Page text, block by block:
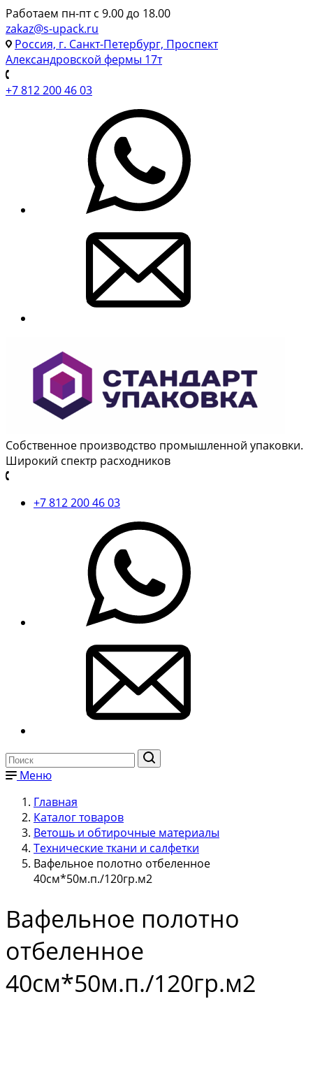
Работаем пн-пт с 9.00 до 18.00
zakaz@s-upack.ru
Россия, г. Санкт-Петербург, Проспект
Александровской фермы 17т
+7 812 200 46 03
Собственное производство промышленной упаковки.
Широкий спектр расходников
+7 812 200 46 03
Меню
Главная
Каталог товаров
Ветошь и обтирочные материалы
Технические ткани и салфетки
Вафельное полотно отбеленное
40см*50м.п./120гр.м2
Вафельное полотно
отбеленное
40см*50м.п./120гр.м2